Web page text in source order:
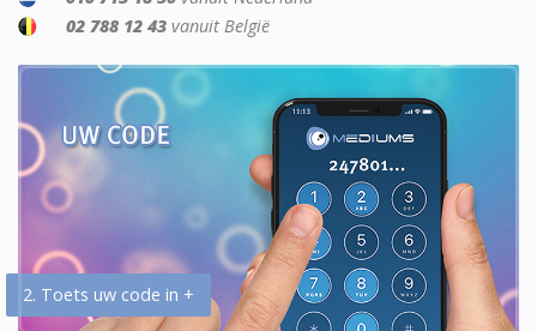
02 788 12 43 vanuit België
2. Toets uw code in +